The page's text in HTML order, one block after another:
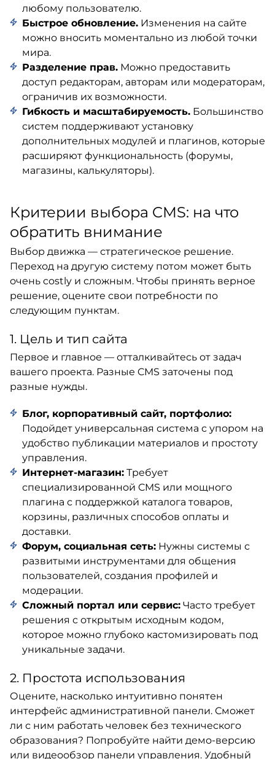
любому пользователю.
Быстрое обновление. Изменения на сайте
можно вносить моментально из любой точки
мира.
Разделение прав. Можно предоставить
доступ редакторам, авторам или модераторам,
ограничив их возможности.
Гибкость и масштабируемость. Большинство
систем поддерживают установку
дополнительных модулей и плагинов, которые
расширяют функциональность (форумы,
магазины, калькуляторы).
Критерии выбора CMS: на что
обратить внимание
Выбор движка — стратегическое решение.
Переход на другую систему потом может быть
очень costly и сложным. Чтобы принять верное
решение, оцените свои потребности по
следующим пунктам.
1. Цель и тип сайта
Первое и главное — отталкивайтесь от задач
вашего проекта. Разные CMS заточены под
разные нужды.
Блог, корпоративный сайт, портфолио:
Подойдет универсальная система с упором на
удобство публикации материалов и простоту
управления.
Интернет-магазин: Требует
специализированной CMS или мощного
плагина с поддержкой каталога товаров,
корзины, различных способов оплаты и
доставки.
Форум, социальная сеть: Нужны системы с
развитыми инструментами для общения
пользователей, создания профилей и
модерации.
Сложный портал или сервис: Часто требует
решения с открытым исходным кодом,
которое можно глубоко кастомизировать под
уникальные задачи.
2. Простота использования
Оцените, насколько интуитивно понятен
интерфейс административной панели. Сможет
ли с ним работать человек без технического
образования? Попробуйте найти демо-версию
или видеообзор панели управления. Удобный